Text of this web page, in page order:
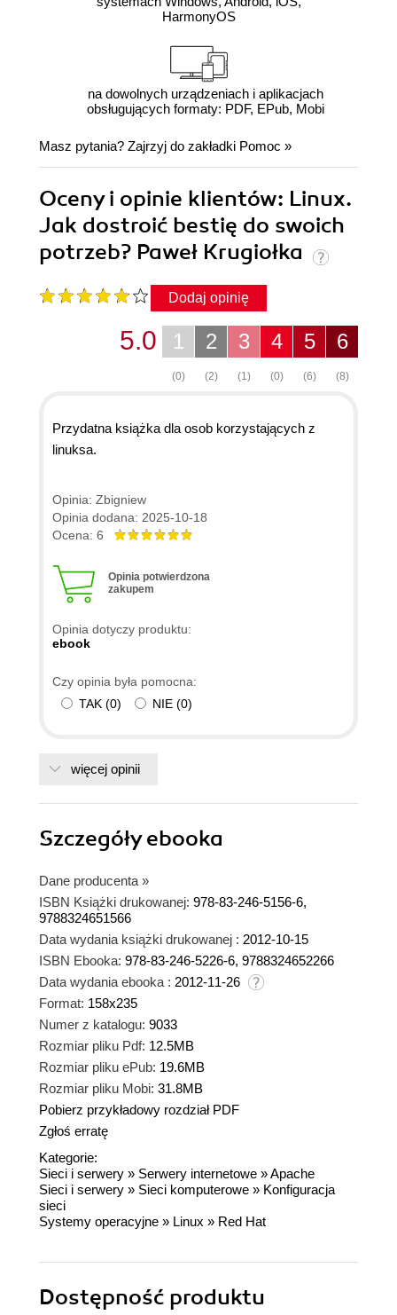
HarmonyOS
na dowolnych urządzeniach i aplikacjach
obsługujących formaty: PDF, EPub, Mobi
Masz pytania? Zajrzyj do zakładki Pomoc »
Oceny i opinie klientów: Linux.
Jak dostroić bestię do swoich
potrzeb? Paweł Krugiołka
Dodaj opinię
6
(8)
5
(6)
4
(0)
3
(1)
2
(2)
1
(0)
5.0
Przydatna książka dla osob korzystających z
linuksa.
Opinia: Zbigniew
Opinia dodana: 2025-10-18
Ocena: 6
Opinia potwierdzona
zakupem
Opinia dotyczy produktu:
ebook
Czy opinia była pomocna:
TAK (0) NIE (0)
więcej opinii
Szczegółyebooka
Dane producenta »
ISBN Książki drukowanej: 978-83-246-5156-6,
9788324651566
Data wydania książki drukowanej : 2012-10-15
ISBN Ebooka: 978-83-246-5226-6, 9788324652266
Data wydania ebooka : 2012-11-26
Format: 158x235
Numer z katalogu: 9033
Rozmiar pliku Pdf: 12.5MB
Rozmiar pliku ePub: 19.6MB
Rozmiar pliku Mobi: 31.8MB
Pobierz przykładowy rozdział PDF
Zgłoś erratę
Kategorie:
Sieci i serwery » Serwery internetowe »Apache
Sieci i serwery » Sieci komputerowe » Konfiguracja
sieci
Systemy operacyjne » Linux » Red Hat
Dostępność produktu